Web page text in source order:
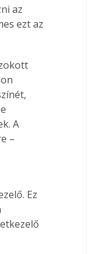
az
ezt az
A
–
Ez